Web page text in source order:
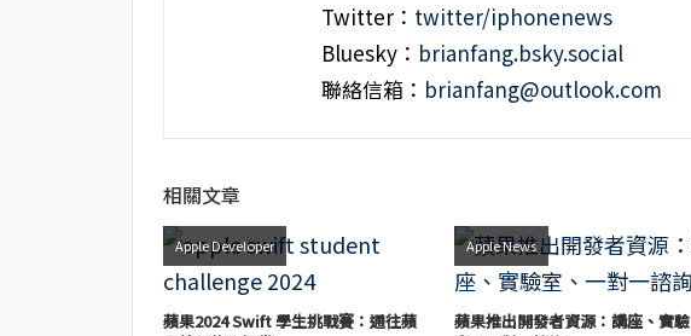
Twitter： twitter/iphonenews
Bluesky： brianfang.bsky.social
聯絡信箱： brianfang@outlook.com
相關文章
Apple Developer
蘋果2024 Swift 學生挑戰賽：通往蘋
Apple News
蘋果推出開發者資源：講座、實驗